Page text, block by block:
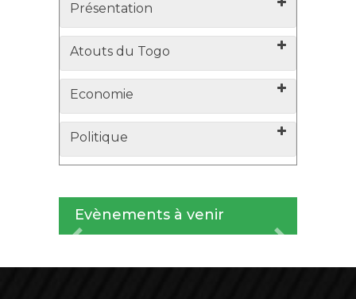
Présentation
Atouts du Togo
Economie
Politique
Evènements à venir